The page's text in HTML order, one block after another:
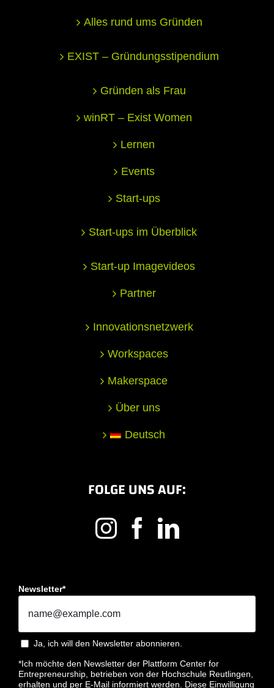
Alles rund ums Gründen
EXIST – Gründungsstipendium
Gründen als Frau
winRT – Exist Women
Lernen
Events
Start-ups
Start-ups im Überblick
Start-up Imagevideos
Partner
Innovationsnetzwerk
Workspaces
Makerspace
Über uns
Deutsch
FOLGE UNS AUF:
Newsletter*
Ja, ich will den Newsletter abonnieren.
*Ich möchte den Newsletter der Plattform Center for
Entrepreneurship, betrieben von der Hochschule Reutlingen,
erhalten und per E-Mail informiert werden. Diese Einwilligung